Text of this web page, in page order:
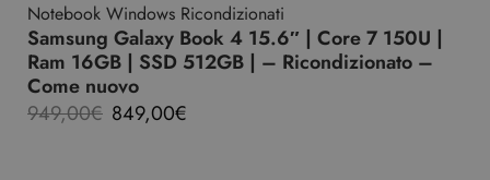
Notebook Windows Ricondizionati
Samsung Galaxy Book 4 15.6″ | Core 7 150U |
Ram 16GB | SSD 512GB | – Ricondizionato –
Come nuovo
949,00€ 849,00€